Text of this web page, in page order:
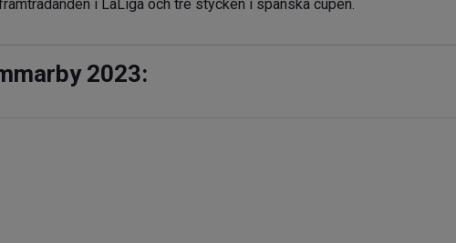
i LaLiga och tre stycken i spanska cupen.
2023: